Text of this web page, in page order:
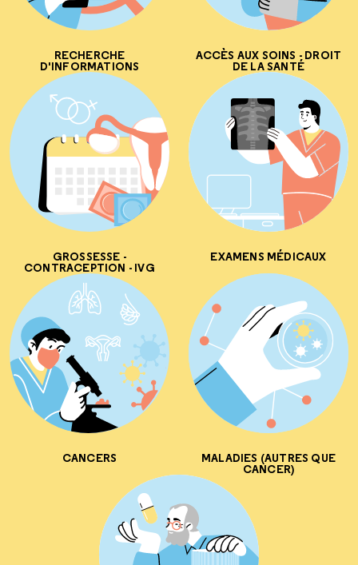
RECHERCHE
D'INFORMATIONS
ACCÈS AUX SOINS - DROIT
DE LA SANTÉ
GROSSESSE -
CONTRACEPTION - IVG
EXAMENS MÉDICAUX
CANCERS MALADIES (AUTRES QUE
CANCER)